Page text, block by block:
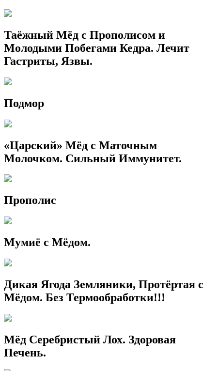
Таёжный Мёд с Прополисом и
Молодыми Побегами Кедра. Лечит
Гастриты, Язвы.
Подмор
«Царский» Мёд с Маточным
Молочком. Сильный Иммунитет.
Прополис
Мумиё с Мёдом.
Дикая Ягода Земляники, Протёртая с
Мёдом. Без Термообработки!!!
Мёд Серебристый Лох. Здоровая
Печень.